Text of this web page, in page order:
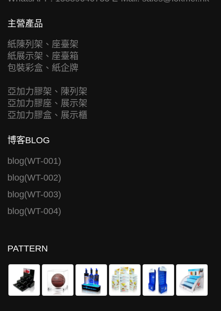
主營產品
紙陳列架、座臺架
紙展示架、座臺箱
包裝彩盒、紙企牌
亞加力膠架、陳列架
亞加力膠座、展示架
亞加力膠盒、展示櫃
博客BLOG
blog(WT-001)
blog(WT-002)
blog(WT-003)
blog(WT-004)
PATTERN